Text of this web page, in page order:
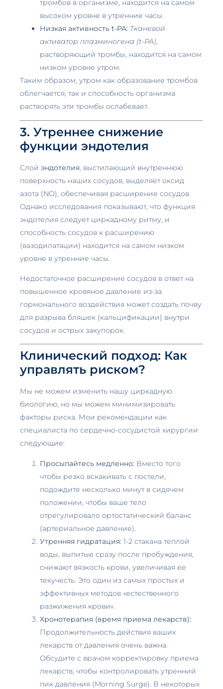
тромбов в организме, находится на самом
высоком уровне в утренние часы.
Низкая активность t-PA: Тканевой
активатор плазминогена (t-PA),
растворяющий тромбы, находится на самом
низком уровне утром.
Таким образом, утром как образование тромбов
облегчается, так и способность организма
растворять эти тромбы ослабевает.
3. Утреннее снижение
функции эндотелия
Слой эндотелия , выстилающий внутреннюю
поверхность наших сосудов, выделяет оксид
азота (NO), обеспечивая расширение сосудов.
Однако исследования показывают, что функция
эндотелия следует циркадному ритму, и
способность сосудов к расширению
(вазодилатации) находится на самом низком
уровне в утренние часы.
Недостаточное расширение сосудов в ответ на
повышенное кровяное давление из-за
гормонального воздействия может создать почву
для разрыва бляшек (кальцификации) внутри
сосудов и острых закупорок.
Клинический подход: Как
управлять риском?
Мы не можем изменить нашу циркадную
биологию, но мы можем минимизировать
факторы риска. Мои рекомендации как
специалиста по сердечно-сосудистой хирургии
следующие:
Просыпайтесь медленно: Вместо того
чтобы резко вскакивать с постели,
подождите несколько минут в сидячем
положении, чтобы ваше тело
отрегулировало ортостатический баланс
(артериальное давление).
Утренняя гидратация: 1-2 стакана теплой
воды, выпитые сразу после пробуждения,
снижают вязкость крови, увеличивая ее
текучесть. Это один из самых простых и
эффективных методов «естественного
разжижения крови».
Хронотерапия (время приема лекарств):
Продолжительность действия ваших
лекарств от давления очень важна.
Обсудите с врачом корректировку приема
лекарств, чтобы контролировать утренний
пик давления (Morning Surge). В некоторых